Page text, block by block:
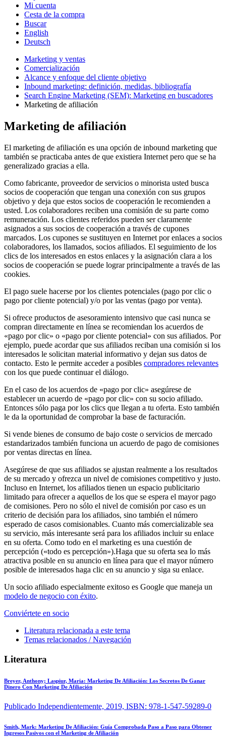
Mi cuenta
Cesta de la compra
Buscar
English
Deutsch
Marketing y ventas
Comercialización
Alcance y enfoque del cliente objetivo
Inbound marketing: definición, medidas, bibliografía
Search Engine Marketing (SEM): Marketing en buscadores
Marketing de afiliación
Marketing de afiliación
El marketing de afiliación es una opción de inbound marketing que
también se practicaba antes de que existiera Internet pero que se ha
generalizado gracias a ella.
Como fabricante, proveedor de servicios o minorista usted busca
socios de cooperación que tengan una conexión con sus grupos
objetivo y deja que estos socios de cooperación le recomienden a
usted. Los colaboradores reciben una comisión de su parte como
remuneración. Los clientes referidos pueden ser claramente
asignados a sus socios de cooperación a través de cupones
marcados. Los cupones se sustituyen en Internet por enlaces a socios
colaboradores, los llamados, socios afiliados. El seguimiento de los
clics de los interesados en estos enlaces y la asignación clara a los
socios de cooperación se puede lograr principalmente a través de las
cookies.
El pago suele hacerse por los clientes potenciales (pago por clic o
pago por cliente potencial) y/o por las ventas (pago por venta).
Si ofrece productos de asesoramiento intensivo que casi nunca se
compran directamente en línea se recomiendan los acuerdos de
«pago por clic» o «pago por cliente potencial» con sus afiliados. Por
ejemplo, puede acordar que sus afiliados reciban una comisión si los
interesados le solicitan material informativo y dejan sus datos de
contacto. Esto le permite acceder a posibles compradores relevantes
con los que puede continuar el diálogo.
En el caso de los acuerdos de «pago por clic» asegúrese de
establecer un acuerdo de «pago por clic» con su socio afiliado.
Entonces sólo paga por los clics que llegan a tu oferta. Esto también
le da la oportunidad de comprobar la base de facturación.
Si vende bienes de consumo de bajo coste o servicios de mercado
estandarizados también funciona un acuerdo de pago de comisiones
por ventas directas en línea.
Asegúrese de que sus afiliados se ajustan realmente a los resultados
de su mercado y ofrezca un nivel de comisiones competitivo y justo.
Incluso en Internet, los afiliados tienen un espacio publicitario
limitado para ofrecer a aquellos de los que se espera el mayor pago
de comisiones. Pero no sólo el nivel de comisión por caso es un
criterio de decisión para los afiliados, sino también el número
esperado de casos comisionables. Cuanto más comercializable sea
su servicio, más interesante será para los afiliados incluir su enlace
en su oferta. Como todo en el marketing es una cuestión de
percepción («todo es percepción»).Haga que su oferta sea lo más
atractiva posible en su anuncio en línea para que el mayor número
posible de interesados haga clic en su anuncio y siga su enlace.
Un socio afiliado especialmente exitoso es Google que maneja un
modelo de negocio con éxito.
Conviértete en socio
Literatura relacionada a este tema
Temas relacionados / Navegación
Literatura
Breyer, Anthony; Laspiur, Maria: Marketing De Afiliación: Los Secretos De Ganar
Dinero Con Marketing De Afiliación
Publicado Independientemente, 2019, ISBN: 978-1-547-59289-0
Smith, Mark: Marketing De Afiliación: Guía Comprobada Paso a Paso para Obtener
Ingresos Pasivos con el Marketing de Afiliación